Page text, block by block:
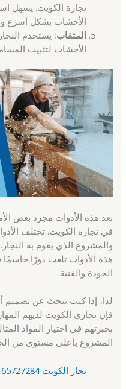
نجارة الكويت. يسهل
الأخشاب بشكل أسرع
المثقاب: يستخدم
الأخشاب لتثبيت
تعد هذه الأدوات مجرد بعض
في نجارة الكويت. تختلف
والمشروع الذي يقوم به
هذه الأدوات تلعب دورًا حاسمًا
الجودة والفنية.
لذا، إذا كنت تبحث عن تصميم
فإن نجاري الكويت لديهم
بخبرتهم في اختيار المواد
المشروع بأعلى مستوى من
نجار الكويت 65727284 – آلبدع – نجار الكويت